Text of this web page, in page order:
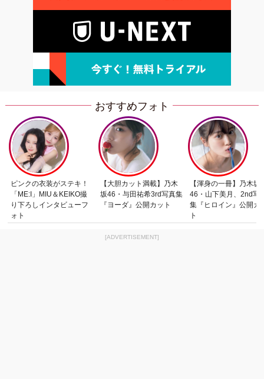
おすすめフォト
ピンクの衣装がステキ！
「ME:I」MIU＆KEIKO撮
り下ろしインタビューフ
ォト
【大胆カット満載】乃木
坂46・与田祐希3rd写真集
『ヨーダ』公開カット
【渾身の一冊】乃木坂
46・山下美月、2nd写
集『ヒロイン』公開カ
ト
[ADVERTISEMENT]